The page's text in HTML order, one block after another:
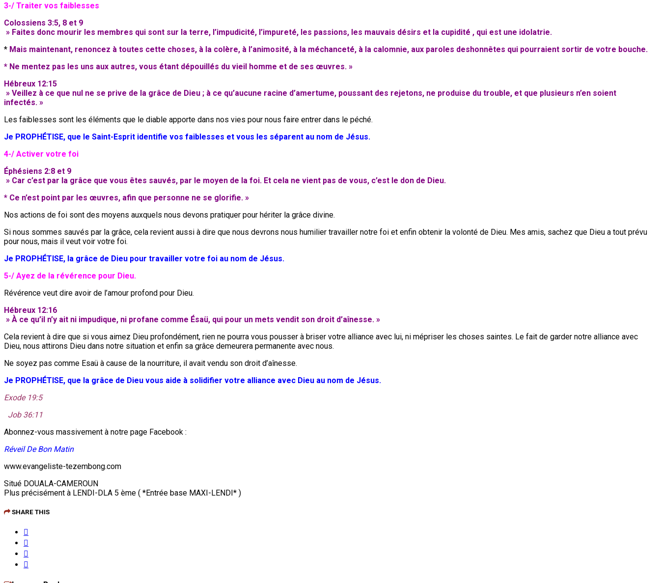
3-/ Traiter vos faiblesses
Colossiens 3:5, 8 et 9
» Faites donc mourir les membres qui sont sur la terre, l’impudicité, l’impureté, les passions, les mauvais désirs et la cupidité , qui est une idolatrie.
* Mais maintenant, renoncez à toutes cette choses, à la colère, à l’animosité, à la méchanceté, à la calomnie, aux paroles deshonnêtes qui pourraient sortir de votre bouche.
* Ne mentez pas les uns aux autres, vous étant dépouillés du vieil homme et de ses œuvres. »
Hébreux 12:15
» Veillez à ce que nul ne se prive de la grâce de Dieu ; à ce qu’aucune racine d’amertume, poussant des rejetons, ne produise du trouble, et que plusieurs n’en soient
infectés. »
Les faiblesses sont les éléments que le diable apporte dans nos vies pour nous faire entrer dans le péché.
Je PROPHÉTISE, que le Saint-Esprit identifie vos faiblesses et vous les séparent au nom de Jésus.
4-/ Activer votre foi
Éphésiens 2:8 et 9
» Car c’est par la grâce que vous êtes sauvés, par le moyen de la foi. Et cela ne vient pas de vous, c’est le don de Dieu.
* Ce n’est point par les œuvres, afin que personne ne se glorifie. »
Nos actions de foi sont des moyens auxquels nous devons pratiquer pour hériter la grâce divine.
Si nous sommes sauvés par la grâce, cela revient aussi à dire que nous devrons nous humilier travailler notre foi et enfin obtenir la volonté de Dieu. Mes amis, sachez que Dieu a tout prévu
pour nous, mais il veut voir votre foi.
Je PROPHÉTISE, la grâce de Dieu pour travailler votre foi au nom de Jésus.
5-/ Ayez de la révérence pour Dieu.
Révérence veut dire avoir de l’amour profond pour Dieu.
Hébreux 12:16
» À ce qu’il n’y ait ni impudique, ni profane comme Ésaü, qui pour un mets vendit son droit d’aînesse. »
Cela revient à dire que si vous aimez Dieu profondément, rien ne pourra vous pousser à briser votre alliance avec lui, ni mépriser les choses saintes. Le fait de garder notre alliance avec
Dieu, nous attirons Dieu dans notre situation et enfin sa grâce demeurera permanente avec nous.
Ne soyez pas comme Esaü à cause de la nourriture, il avait vendu son droit d’aînesse.
Je PROPHÉTISE, que la grâce de Dieu vous aide à solidifier votre alliance avec Dieu au nom de Jésus.
Exode 19:5
Job 36:11
Abonnez-vous massivement à notre page Facebook :
Réveil De Bon Matin
www.evangeliste-tezembong.com
Situé DOUALA-CAMEROUN
Plus précisément à LENDI-DLA 5 ème ( *Entrée base MAXI-LENDI* )
SHARE THIS